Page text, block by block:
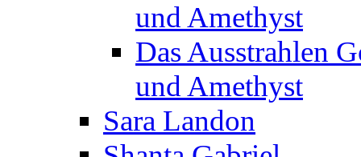
und Amethyst
Das Ausstrahlen
und Amethyst
Sara Landon